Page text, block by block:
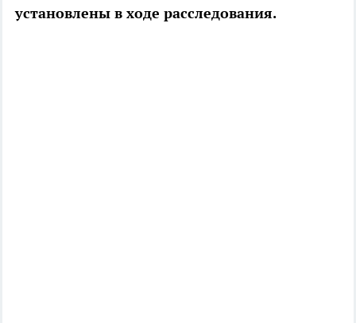
установлены в ходе расследования.